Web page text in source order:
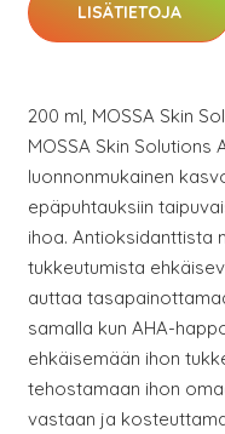
LISÄTIETOJA
200 ml, MOSSA Skin
MOSSA Skin Solutions
luonnonmukainen
epäpuhtauksiin
ihoa. Antioksidanttista
tukkeutumista
auttaa
samalla kun AHA-
ehkäisemään ihon
tehostamaan ihon
vastaan ja